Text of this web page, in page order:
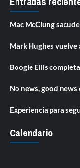
Mac McClung
Mark Hughes vuelve
Boogie Ellis
No news, good news
Experiencia para
Calendario